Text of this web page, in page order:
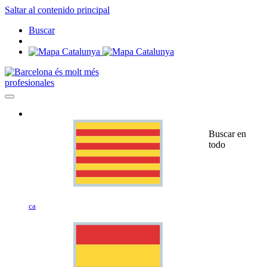
Saltar al contenido principal
Buscar
profesionales
ca
Buscar en
todo